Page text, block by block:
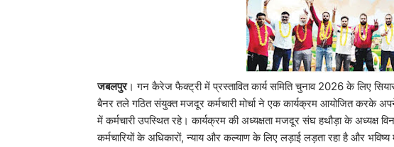
जबलपुर। गन कैरेज फैक्ट्री में प्रस्तावित कार्य समिति चुनाव 2026 के लिए
बैनर तले गठित संयुक्त मजदूर कर्मचारी मोर्चा ने एक कार्यक्रम आयोजित करके
में कर्मचारी उपस्थित रहे। कार्यक्रम की अध्यक्षता मजदूर संघ हथौड़ा के अध्यक्ष
कर्मचारियों के अधिकारों, न्याय और कल्याण के लिए लड़ाई लड़ता रहा है और भविष्य